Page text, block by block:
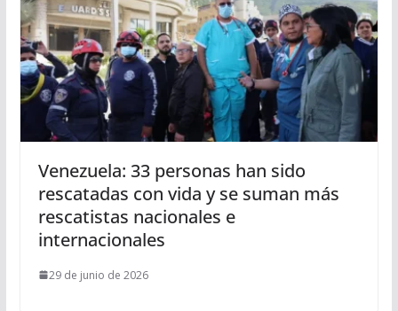
Venezuela: 33 personas han sido
rescatadas con vida y se suman más
rescatistas nacionales e
internacionales
29 de junio de 2026